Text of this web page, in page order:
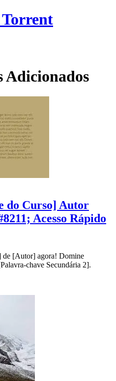
Torrent
Adicionados
do Curso] Autor
Acesso Rápido
de [Autor] agora! Domine
chave Secundária 2].